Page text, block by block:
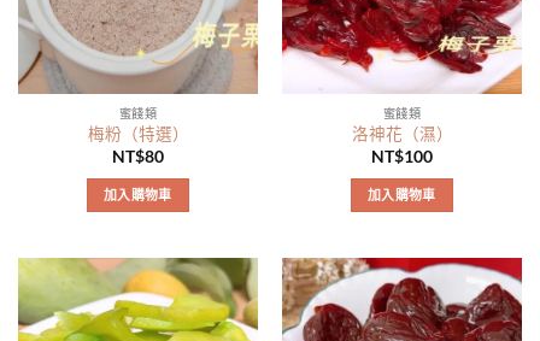
蜜餞類
梅粉（特選）
NT$80
加入購物車
蜜餞類
洛神花（濕）
NT$100
加入購物車